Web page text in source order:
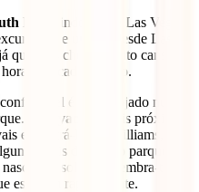
Rim
vindo desde Las Vegas
de um dia desde Las
que vais chegar muito cansado,
em cada sentido.
é ficar alojado numa
Tusayan
é a mais próxima,
encontrá-lo em Williams, a
hotéis dentro do parque (a
do sol), mas lembra-te de
esgotam rapidamente.